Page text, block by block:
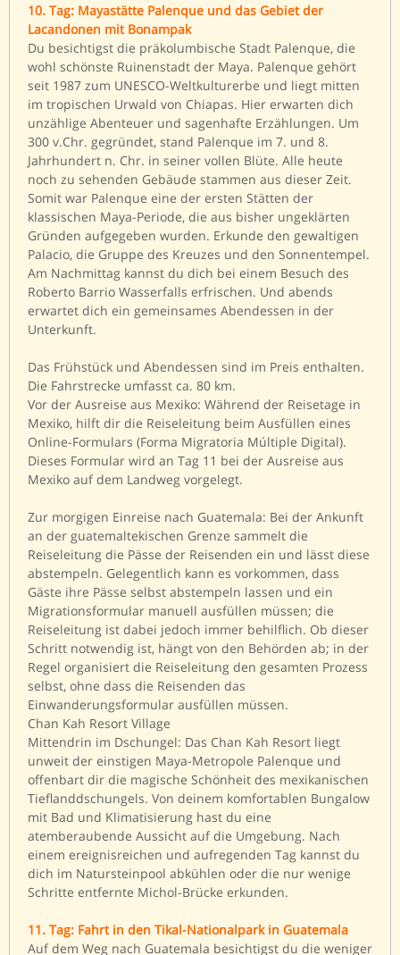
10. Tag: Mayastätte Palenque und das Gebiet der
Lacandonen mit Bonampak
Du besichtigst die präkolumbische Stadt Palenque, die
wohl schönste Ruinenstadt der Maya. Palenque gehört
seit 1987 zum UNESCO-Weltkulturerbe und liegt mitten
im tropischen Urwald von Chiapas. Hier erwarten dich
unzählige Abenteuer und sagenhafte Erzählungen. Um
300 v.Chr. gegründet, stand Palenque im 7. und 8.
Jahrhundert n. Chr. in seiner vollen Blüte. Alle heute
noch zu sehenden Gebäude stammen aus dieser Zeit.
Somit war Palenque eine der ersten Stätten der
klassischen Maya-Periode, die aus bisher ungeklärten
Gründen aufgegeben wurden. Erkunde den gewaltigen
Palacio, die Gruppe des Kreuzes und den Sonnentempel.
Am Nachmittag kannst du dich bei einem Besuch des
Roberto Barrio Wasserfalls erfrischen. Und abends
erwartet dich ein gemeinsames Abendessen in der
Unterkunft.
Das Frühstück und Abendessen sind im Preis enthalten.
Die Fahrstrecke umfasst ca. 80 km.
Vor der Ausreise aus Mexiko: Während der Reisetage in
Mexiko, hilft dir die Reiseleitung beim Ausfüllen eines
Online-Formulars (Forma Migratoria Múltiple Digital).
Dieses Formular wird an Tag 11 bei der Ausreise aus
Mexiko auf dem Landweg vorgelegt.
Zur morgigen Einreise nach Guatemala: Bei der Ankunft
an der guatemaltekischen Grenze sammelt die
Reiseleitung die Pässe der Reisenden ein und lässt diese
abstempeln. Gelegentlich kann es vorkommen, dass
Gäste ihre Pässe selbst abstempeln lassen und ein
Migrationsformular manuell ausfüllen müssen; die
Reiseleitung ist dabei jedoch immer behilflich. Ob dieser
Schritt notwendig ist, hängt von den Behörden ab; in der
Regel organisiert die Reiseleitung den gesamten Prozess
selbst, ohne dass die Reisenden das
Einwanderungsformular ausfüllen müssen.
Chan Kah Resort Village
Mittendrin im Dschungel: Das Chan Kah Resort liegt
unweit der einstigen Maya-Metropole Palenque und
offenbart dir die magische Schönheit des mexikanischen
Tieflanddschungels. Von deinem komfortablen Bungalow
mit Bad und Klimatisierung hast du eine
atemberaubende Aussicht auf die Umgebung. Nach
einem ereignisreichen und aufregenden Tag kannst du
dich im Natursteinpool abkühlen oder die nur wenige
Schritte entfernte Michol-Brücke erkunden.
11. Tag: Fahrt in den Tikal-Nationalpark in Guatemala
Auf dem Weg nach Guatemala besichtigst du die weniger